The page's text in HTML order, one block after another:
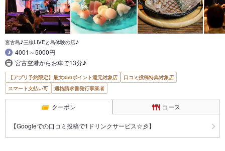
宮古島♪三線LIVEと島体験の店♪
4001～5000円
宮古空港からお車で13分♪
【アプリ予約限定】最大350ポイント還元対象店
口コミ投稿特典対象店
スマート支払い可
適格請求書発行事業者
クーポン コース
【Googleでの口コミ投稿で1ドリンクサービス☆彡】